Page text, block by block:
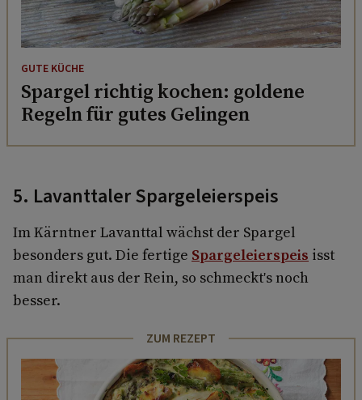
GUTE KÜCHE
Spargel richtig kochen: goldene
Regeln für gutes Gelingen
5. Lavanttaler Spargeleierspeis
Im Kärntner Lavanttal wächst der Spargel
besonders gut. Die fertige Spargeleierspeis isst
man direkt aus der Rein, so schmeckt's noch
besser.
ZUM REZEPT